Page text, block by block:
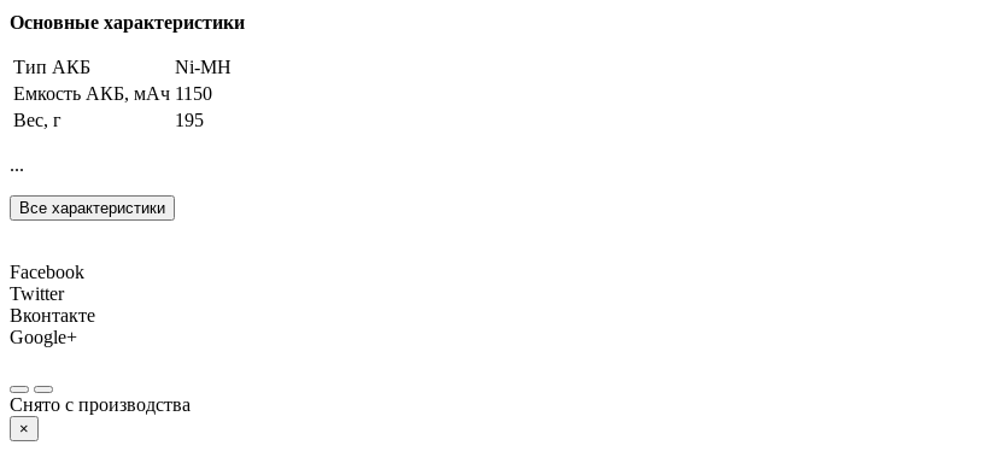
Основные характеристики
Тип АКБ
Ni-MH
Емкость АКБ, мАч 1150
Вес, г
195
...
Все характеристики
Facebook
Twitter
Вконтакте
Google+
Снято с производства
×